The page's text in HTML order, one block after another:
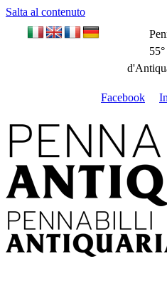
Salta al contenuto
Facebook